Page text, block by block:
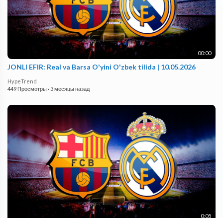
00:00
JONLI EFIR: Real va Barsa O'yini O'zbek tilida | 10.05.2026
HypeTrend
449 Просмотры·3 месяцы назад
0:05